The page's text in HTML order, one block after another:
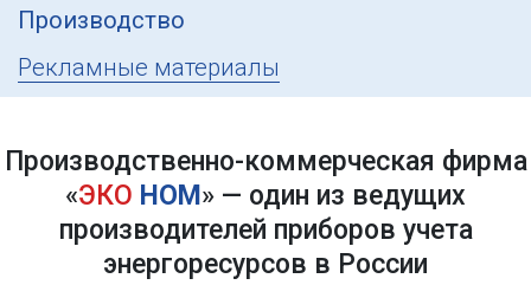
Производство
Рекламные материалы
Производственно-коммерческая фирма
«ЭКО НОМ » — один из ведущих
производителей приборов учета
энергоресурсов в России